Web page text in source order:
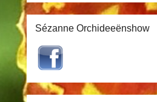
Sézanne Orchideeënshow